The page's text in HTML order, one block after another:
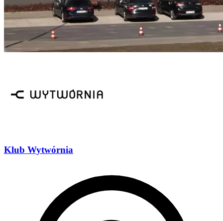
Klub Wytwórnia